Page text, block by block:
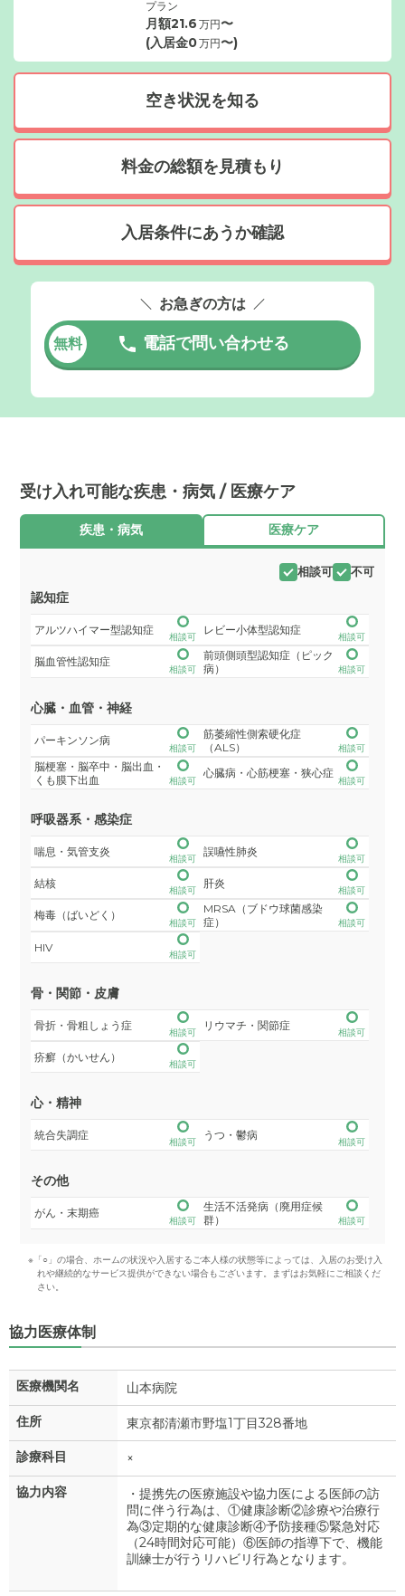
プラン
月額21.6 万円〜
(入居金0万円〜)
空き状況を知る
料金の総額を見積もり
入居条件にあうか確認
お急ぎの方は
無料 電話で問い合わせる
受け入れ可能な疾患・病気 / 医療ケア
疾患・病気 医療ケア
相談可 不可
認知症
アルツハイマー型認知症
相談可
レビー小体型認知症
相談可
脳血管性認知症
相談可
前頭側頭型認知症（ピック
病）
相談可
心臓・血管・神経
パーキンソン病
相談可
筋萎縮性側索硬化症
（ALS）
相談可
脳梗塞・脳卒中・脳出血・
くも膜下出血
相談可
心臓病・心筋梗塞・狭心症
相談可
呼吸器系・感染症
喘息・気管支炎
相談可
誤嚥性肺炎
相談可
結核
相談可
肝炎
相談可
梅毒（ばいどく）
相談可
MRSA（ブドウ球菌感染
症）
相談可
HIV
相談可
骨・関節・皮膚
骨折・骨粗しょう症
相談可
リウマチ・関節症
相談可
疥癬（かいせん）
相談可
心・精神
統合失調症
相談可
うつ・鬱病
相談可
その他
がん・末期癌
相談可
生活不活発病（廃用症候
群）
相談可
※「○」の場合、ホームの状況や入居するご本人様の状態等によっては、入居のお受け入
れや継続的なサービス提供ができない場合もございます。まずはお気軽にご相談くだ
さい。
協力医療体制
医療機関名 山本病院
住所 東京都清瀬市野塩1丁目328番地
診療科目 ×
協力内容
・提携先の医療施設や協力医による医師の訪
問に伴う行為は、①健康診断②診療や治療行
為③定期的な健康診断④予防接種⑤緊急対応
（24時間対応可能）⑥医師の指導下で、機能
訓練士が行うリハビリ行為となります。